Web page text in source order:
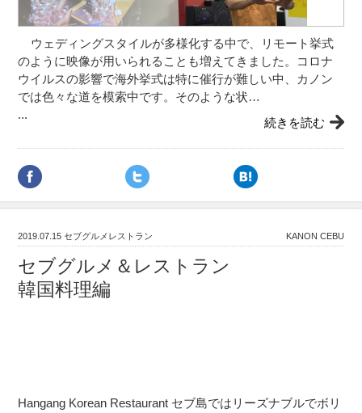
ウェディングスタイルが多様化する中で、リモート挙式
のように映像が用いられることも増えてきました。コロナ
ウイルスの影響で海外挙式は特に催行が難しい中、カノン
では色々な道を模索中です。そのような状…
...
続きを読む
2019.07.15 セブグルメレストラン KANON CEBU
セブグルメ＆レストラン
韓国料理編
Hangang Korean Restaurant セブ島ではリーズナブルでボリ